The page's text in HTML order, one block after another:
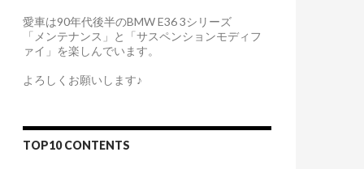
愛車は90年代後半のBMW E36 3シリーズ
「メンテナンス」と「サスペンションモディフ
ァイ」を楽しんでいます。
よろしくお願いします♪
TOP10 CONTENTS